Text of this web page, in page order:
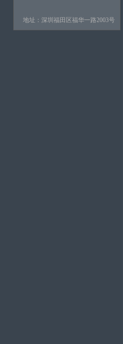
地址：深圳福田区福华一路2003号